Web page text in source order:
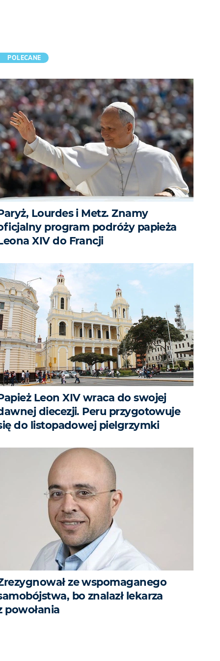
POLECANE
Lourdes i Metz. Znamy
program podróży papieża
XIV do Francji
Leon XIV wraca do swojej
diecezji. Peru przygotowuje
do listopadowej pielgrzymki
ze wspomaganego
bo znalazł lekarza
powołania